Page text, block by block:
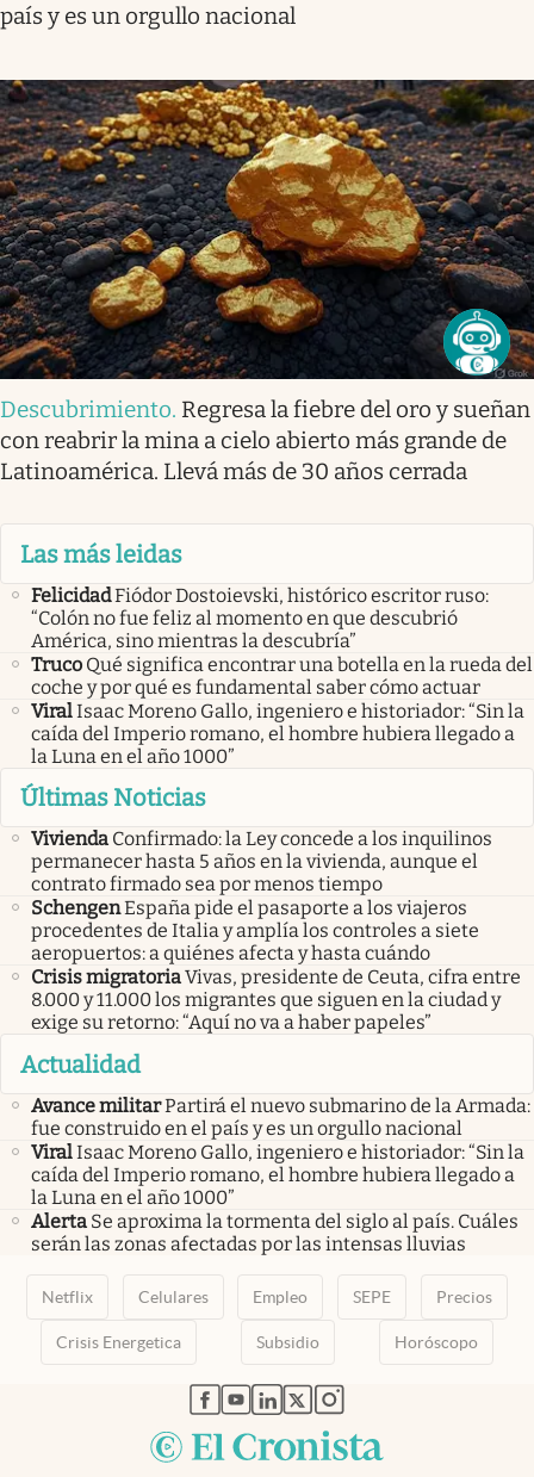
país y es un orgullo nacional
Descubrimiento. Regresa la fiebre del oro y sueñan
con reabrir la mina a cielo abierto más grande de
Latinoamérica. Llevá más de 30 años cerrada
Las más leidas
FelicidadFiódor Dostoievski, histórico escritor ruso:
“Colón no fue feliz al momento en que descubrió
América, sino mientras la descubría”
Truco Qué significa encontrar una botella en la rueda del
coche y por qué es fundamental saber cómo actuar
ViralIsaac Moreno Gallo, ingeniero e historiador: “Sin la
caída del Imperio romano, el hombre hubiera llegado a
la Luna en el año 1000”
Últimas Noticias
Vivienda Confirmado: la Ley concede a los inquilinos
permanecer hasta 5 años en la vivienda, aunque el
contrato firmado sea por menos tiempo
SchengenEspaña pide el pasaporte a los viajeros
procedentes de Italia y amplía los controles a siete
aeropuertos: a quiénes afecta y hasta cuándo
Crisis migratoriaVivas, presidente de Ceuta, cifra entre
8.000 y 11.000 los migrantes que siguen en la ciudad y
exige su retorno: “Aquí no va a haber papeles”
Actualidad
Avance militarPartirá el nuevo submarino de la Armada:
fue construido en el país y es un orgullo nacional
ViralIsaac Moreno Gallo, ingeniero e historiador: “Sin la
caída del Imperio romano, el hombre hubiera llegado a
la Luna en el año 1000”
Alerta Se aproxima la tormenta del siglo al país. Cuáles
serán las zonas afectadas por las intensas lluvias
Netflix Celulares Empleo SEPE Precios
Crisis Energetica Subsidio Horóscopo
abre en nueva pestaña
abre en nueva pestaña
abre en nueva pestaña
abre en nueva pestaña
abre en nueva pestaña